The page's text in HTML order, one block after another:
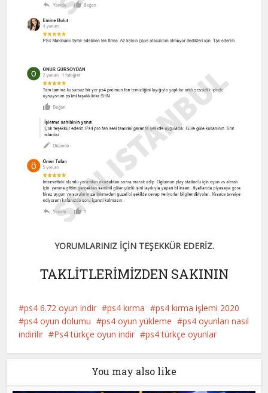
YORUMLARINIZ İÇİN TEŞEKKÜR EDERİZ.
TAKLİTLERİMİZDEN SAKININ
ps4 6.72 oyun indir ps4 kırma
ps4 kırma işlemi 2020
ps4 oyun dolumu
ps4 oyun yükleme
ps4 oyunları nasıl
indirilir
Ps4 türkçe oyun indir ps4 türkçe oyunlar
You may also like